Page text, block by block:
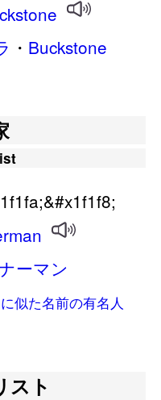
・ Buckstone
ーマン
似た名前の有名人
スト